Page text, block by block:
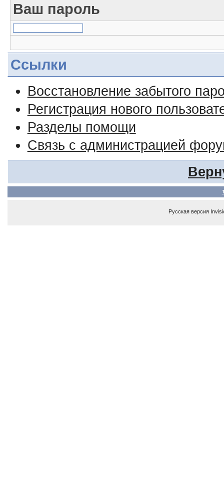
Ваш пароль
Ссылки
Восстановление забытого
Регистрация нового
Разделы помощи
Связь с администрацией
Русская версия